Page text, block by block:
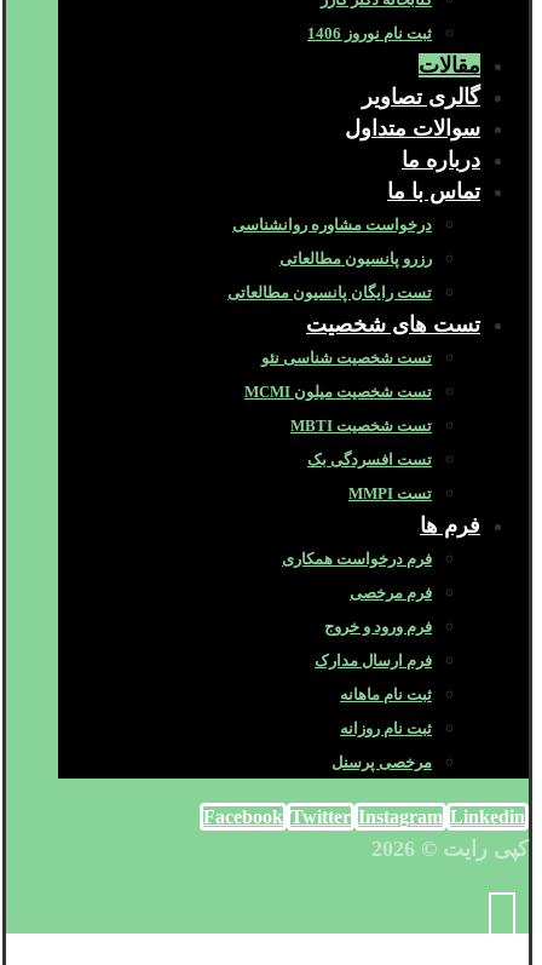
ثبت نام نوروز 1406
مقالات
گالری تصاویر
سوالات متداول
درباره ما
تماس با ما
درخواست مشاوره روانشناسی
رزرو پانسیون مطالعاتی
تست رایگان پانسیون مطالعاتی
تست های شخصیت
تست شخصیت شناسی نئو
تست شخصیت میلون MCMI
تست شخصیت MBTI
تست افسردگی بک
تست MMPI
فرم ها
فرم درخواست همکاری
فرم مرخصی
فرم ورود و خروج
فرم ارسال مدارک
ثبت نام ماهانه
ثبت نام روزانه
مرخصی پرسنل
Facebook Twitter Instagram Linkedin
کپی رایت © 2026